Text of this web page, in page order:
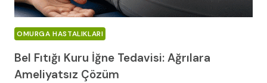
OMURGA HASTALIKLARI
Bel Fıtığı Kuru İğne Tedavisi: Ağrılara
Ameliyatsız Çözüm